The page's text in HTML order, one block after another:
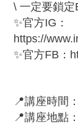
\ 一定要鎖
✨官方IG：
https://
✨官方FB：
📍講座時間
📍講座地點